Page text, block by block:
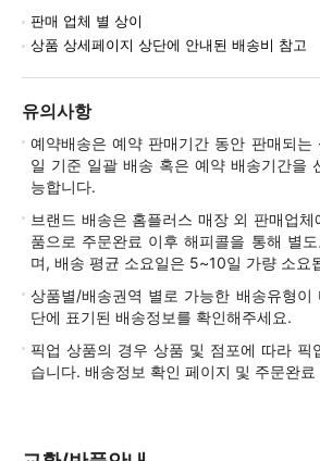
판매 업체 별 상이
상품 상세페이지 상단에 안내된 배송비 참고
유의사항
예약배송은 예약 판매기간 동안 판매되는
일 기준 일괄 배송 혹은 예약 배송기간을
능합니다.
브랜드 배송은 홈플러스 매장 외 판매업
품으로 주문완료 이후 해피콜을 통해 별
며, 배송 평균 소요일은 5~10일 가량 소요
상품별/배송권역 별로 가능한 배송유형이
단에 표기된 배송정보를 확인해주세요.
픽업 상품의 경우 상품 및 점포에 따라 픽
습니다. 배송정보 확인 페이지 및 주문완